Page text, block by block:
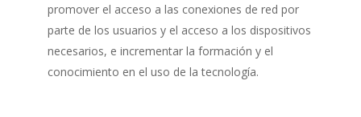
promover el acceso a las conexiones de red por
parte de los usuarios y el acceso a los dispositivos
necesarios, e incrementar la formación y el
conocimiento en el uso de la tecnología.